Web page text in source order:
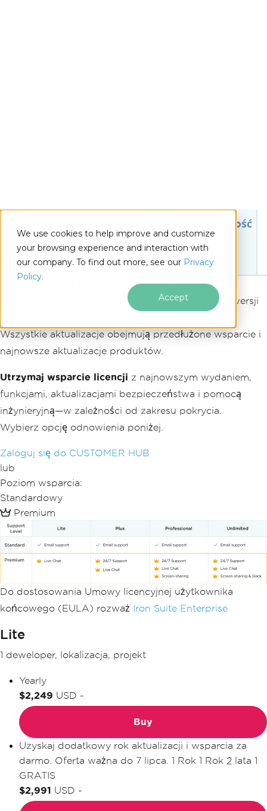
produktu
Przedłuż okres aktualizacji
wydań produktu i wsparcia
Zwiększ pojemność
licencji
Dodaj deweloperów lub
aktualizuj do Suite
Łatwo rozszerz swoją licencję Iron Suitedodając
deweloperów, projekty lub aktualizując do pełnej wersji
Wszystkie aktualizacje obejmują przedłużone wsparcie i
najnowsze aktualizacje produktów.
Utrzymaj wsparcie licencji z najnowszym wydaniem,
funkcjami, aktualizacjami bezpieczeństwa i pomocą
inżynieryjną—w zależności od zakresu pokrycia.
Wybierz opcję odnowienia poniżej.
Zaloguj się do CUSTOMER HUB
lub
Poziom wsparcia:
Standardowy
Premium
Do dostosowania Umowy licencyjnej użytkownika
końcowego (EULA) rozważ
Iron Suite Enterprise
Lite
1 deweloper, lokalizacja, projekt
Yearly
$2,249 USD -
Buy
Uzyskaj dodatkowy rok aktualizacji i wsparcia za
darmo. Oferta ważna do 7 lipca. 1 Rok 1 Rok 2 lata 1
GRATIS
$2,991 USD -